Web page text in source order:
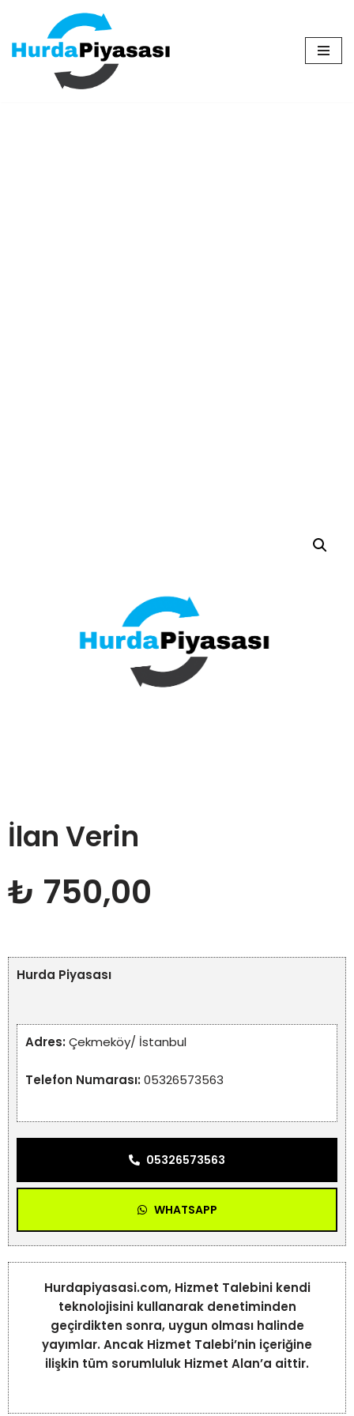
İçeriğe
geç
İlan Verin
₺ 750,00
Hurda Piyasası
Adres: Çekmeköy/ İstanbul
Telefon Numarası: 05326573563
05326573563
WHATSAPP
Hurdapiyasasi.com, Hizmet Talebini kendi
teknolojisini kullanarak denetiminden
geçirdikten sonra, uygun olması halinde
yayımlar. Ancak Hizmet Talebi’nin içeriğine
ilişkin tüm sorumluluk Hizmet Alan’a aittir.